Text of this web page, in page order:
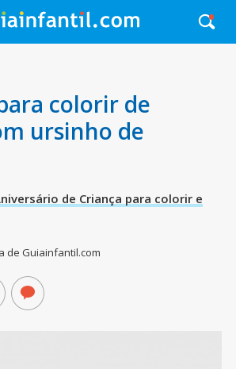
colorir de
ursinho de
de Criança para colorir e
de Guiainfantil.com